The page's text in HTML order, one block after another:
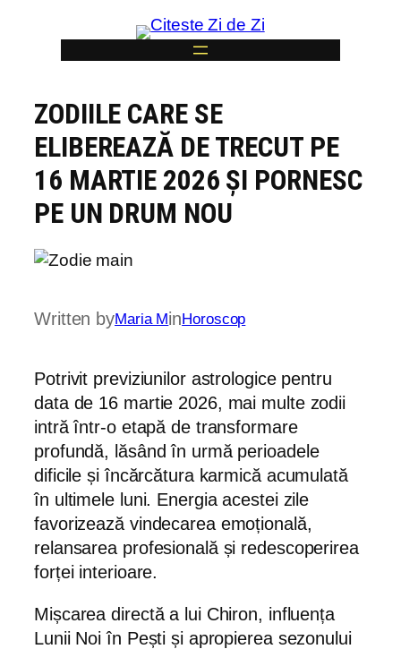
content
ZODIILE CARE SE
ELIBEREAZĂ DE TRECUT PE
16 MARTIE 2026 ȘI PORNESC
PE UN DRUM NOU
Written byMaria MinHoroscop
Potrivit previziunilor astrologice pentru
data de 16 martie 2026, mai multe zodii
intră într-o etapă de transformare
profundă, lăsând în urmă perioadele
dificile și încărcătura karmică acumulată
în ultimele luni. Energia acestei zile
favorizează vindecarea emoțională,
relansarea profesională și redescoperirea
forței interioare.
Mișcarea directă a lui Chiron, influența
Lunii Noi în Pești și apropierea sezonului
6